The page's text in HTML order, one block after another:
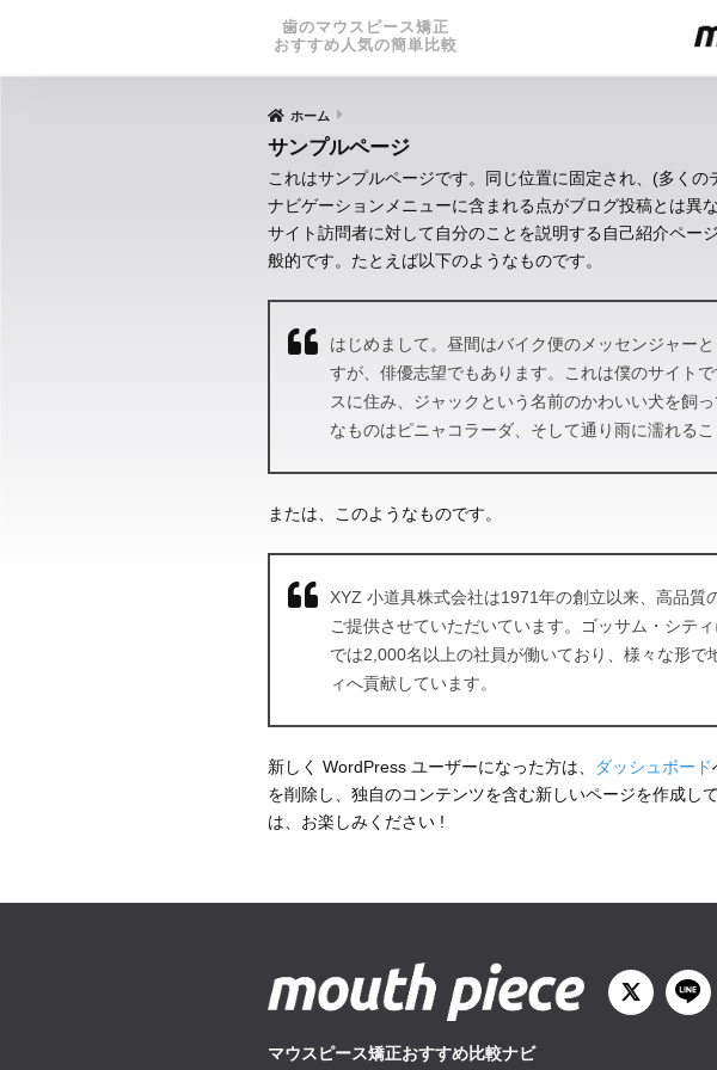
歯のマウスピース矯正
おすすめ人気の簡単比較
ホーム
サンプルページ
これはサンプルページです。同じ位置に固定され、(多くの
ナビゲーションメニューに含まれる点がブログ投稿とは異
サイト訪問者に対して自分のことを説明する自己紹介ペー
般的です。たとえば以下のようなものです。
はじめまして。昼間はバイク便のメッセンジャー
すが、俳優志望でもあります。これは僕のサイト
スに住み、ジャックという名前のかわいい犬を飼
なものはピニャコラーダ、そして通り雨に濡れるこ
または、このようなものです。
XYZ 小道具株式会社は1971年の創立以来、高品質
ご提供させていただいています。ゴッサム・シテ
では2,000名以上の社員が働いており、様々な形で
ィへ貢献しています。
新しく WordPress ユーザーになった方は、 ダッシュボード
を削除し、独自のコンテンツを含む新しいページを作成し
は、お楽しみください !
マウスピース矯正おすすめ比較ナビ